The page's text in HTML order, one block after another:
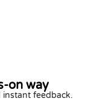
on way
instant feedback.